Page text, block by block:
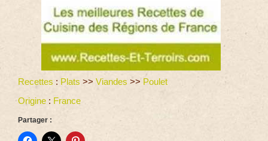
Recettes : Plats >> Viandes >> Poulet
Origine : France
Partager :